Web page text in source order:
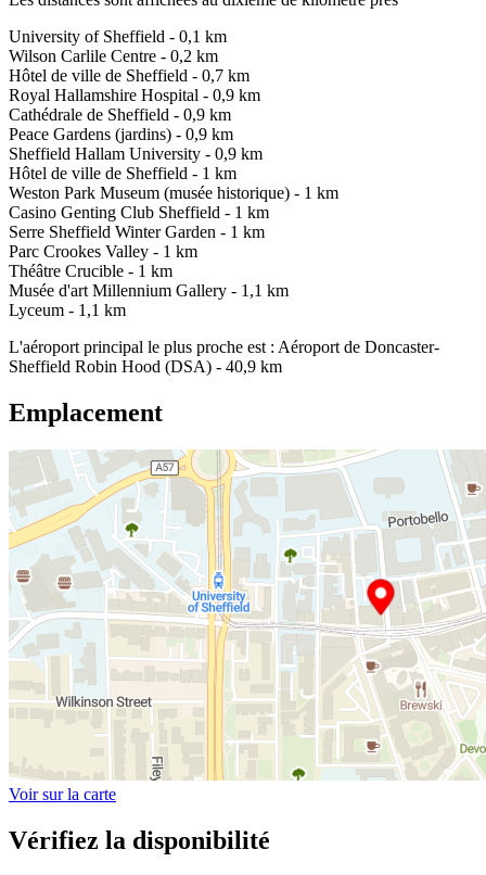
University of Sheffield - 0,1 km
Wilson Carlile Centre - 0,2 km
Hôtel de ville de Sheffield - 0,7 km
Royal Hallamshire Hospital - 0,9 km
Cathédrale de Sheffield - 0,9 km
Peace Gardens (jardins) - 0,9 km
Sheffield Hallam University - 0,9 km
Hôtel de ville de Sheffield - 1 km
Weston Park Museum (musée historique) - 1 km
Casino Genting Club Sheffield - 1 km
Serre Sheffield Winter Garden - 1 km
Parc Crookes Valley - 1 km
Théâtre Crucible - 1 km
Musée d'art Millennium Gallery - 1,1 km
Lyceum - 1,1 km
L'aéroport principal le plus proche est : Aéroport de Doncaster-
Sheffield Robin Hood (DSA) - 40,9 km
Emplacement
Voir sur la carte
Vérifiez la disponibilité